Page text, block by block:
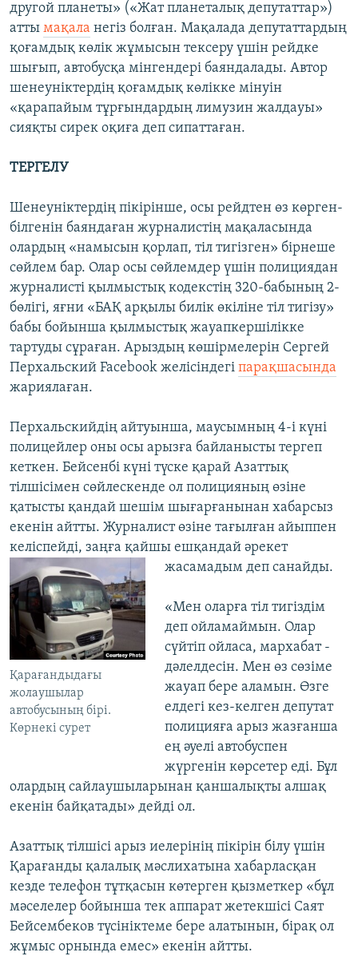
другой планеты» («Жат планеталық депутаттар»)
атты мақала негіз болған. Мақалада депутаттардың
қоғамдық көлік жұмысын тексеру үшін рейдке
шығып, автобусқа мінгендері баяндалады. Автор
шенеуніктердің қоғамдық көлікке мінуін
«қарапайым тұрғындардың лимузин жалдауы»
сияқты сирек оқиға деп сипаттаған.
ТЕРГЕЛУ
Шенеуніктердің пікірінше, осы рейдтен өз көрген-
білгенін баяндаған журналистің мақаласында
олардың «намысын қорлап, тіл тигізген» бірнеше
сөйлем бар. Олар осы сөйлемдер үшін полициядан
журналисті қылмыстық кодекстің 320-бабының 2-
бөлігі, яғни «БАҚ арқылы билік өкіліне тіл тигізу»
бабы бойынша қылмыстық жауапкершілікке
тартуды сұраған. Арыздың көшірмелерін Сергей
Перхальский Facebook желісіндегі парақшасында
жариялаған.
Перхальскийдің айтуынша, маусымның 4-і күні
полицейлер оны осы арызға байланысты тергеп
кеткен. Бейсенбі күні түске қарай Азаттық
тілшісімен сөйлескенде ол полицияның өзіне
қатысты қандай шешім шығарғанынан хабарсыз
екенін айтты. Журналист өзіне тағылған айыппен
келіспейді, заңға қайшы ешқандай әрекет
жасамадым деп санайды.
Қарағандыдағы
жолаушылар
автобусының бірі.
Көрнекі сурет
«Мен оларға тіл тигіздім
деп ойламаймын. Олар
сүйтіп ойласа, мархабат -
дәлелдесін. Мен өз сөзіме
жауап бере аламын. Өзге
елдегі кез-келген депутат
полицияға арыз жазғанша
ең әуелі автобуспен
жүргенін көрсетер еді. Бұл
олардың сайлаушыларынан қаншалықты алшақ
екенін байқатады» дейді ол.
Азаттық тілшісі арыз иелерінің пікірін білу үшін
Қарағанды қалалық мәслихатына хабарласқан
кезде телефон тұтқасын көтерген қызметкер «бұл
мәселелер бойынша тек аппарат жетекшісі Саят
Бейсембеков түсініктеме бере алатынын, бірақ ол
жұмыс орнында емес» екенін айтты.